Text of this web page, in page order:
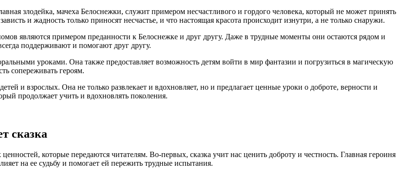
злодейка, мачеха Белоснежки, служит примером несчастливого и гордого человека, который не может принять
и жадность только приносят несчастье, и что настоящая красота происходит изнутри, а не только снаружи.
являются примером преданности к Белоснежке и друг другу. Даже в трудные моменты они остаются рядом и
поддерживают и помогают друг другу.
уроками. Она также предоставляет возможность детям войти в мир фантазии и погрузиться в магическую
сопереживать героям.
и взрослых. Она не только развлекает и вдохновляет, но и предлагает ценные уроки о доброте, верности и
продолжает учить и вдохновлять поколения.
сказка
которые передаются читателям. Во-первых, сказка учит нас ценить доброту и честность. Главная героиня
на ее судьбу и помогает ей пережить трудные испытания.